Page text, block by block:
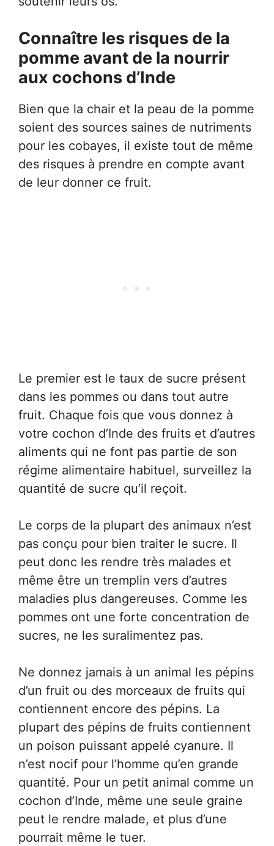
Connaître les risques de la
pomme avant de la nourrir
aux cochons d’Inde
Bien que la chair et la peau de la pomme
soient des sources saines de nutriments
pour les cobayes, il existe tout de même
des risques à prendre en compte avant
de leur donner ce fruit.
Le premier est le taux de sucre présent
dans les pommes ou dans tout autre
fruit. Chaque fois que vous donnez à
votre cochon d’Inde des fruits et d’autres
aliments qui ne font pas partie de son
régime alimentaire habituel, surveillez la
quantité de sucre qu’il reçoit.
Le corps de la plupart des animaux n’est
pas conçu pour bien traiter le sucre. Il
peut donc les rendre très malades et
même être un tremplin vers d’autres
maladies plus dangereuses. Comme les
pommes ont une forte concentration de
sucres, ne les suralimentez pas.
Ne donnez jamais à un animal les pépins
d’un fruit ou des morceaux de fruits qui
contiennent encore des pépins. La
plupart des pépins de fruits contiennent
un poison puissant appelé cyanure. Il
n’est nocif pour l’homme qu’en grande
quantité. Pour un petit animal comme un
cochon d’Inde, même une seule graine
peut le rendre malade, et plus d’une
pourrait même le tuer.